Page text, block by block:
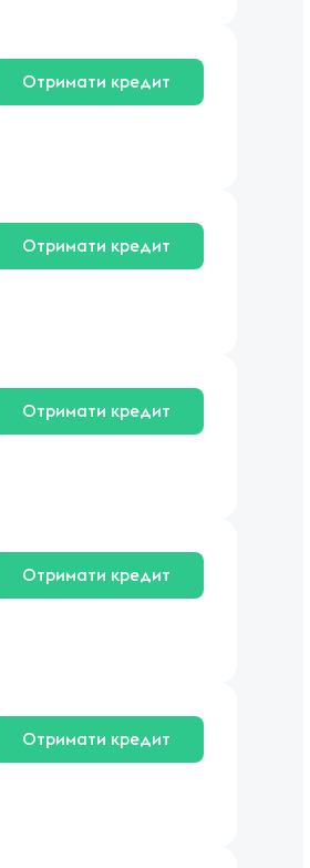
Отримати кредит
Отримати кредит
Отримати кредит
Отримати кредит
Отримати кредит